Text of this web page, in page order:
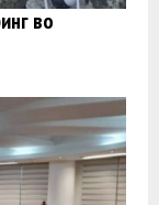
во